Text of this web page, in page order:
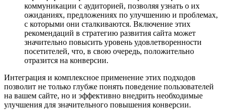
коммуникации с аудиторией, позволяя узнать о их
ожиданиях, предложениях по улучшению и проблемах,
с которыми они сталкиваются. Включение этих
рекомендаций в стратегию развития сайта может
значительно повысить уровень удовлетворенности
посетителей, что, в свою очередь, положительно
отразится на конверсии.
Интеграция и комплексное применение этих подходов
позволит не только глубже понять поведение пользователей
на вашем сайте, но и эффективно внедрить необходимые
улучшения для значительного повышения конверсии.